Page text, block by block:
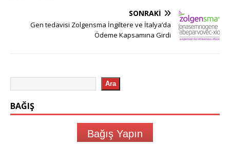
SONRAKI
Gen tedavisi Zolgensma İngiltere ve İtalya’da
Ödeme Kapsamına Girdi
Ara
BAĞIŞ
Bağış Yapın